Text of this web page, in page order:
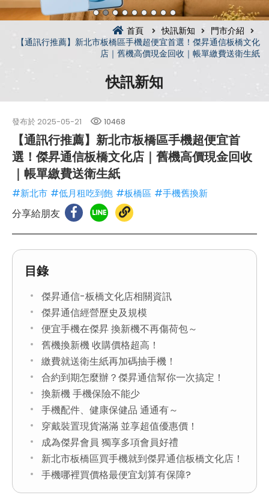
首頁 快訊新知
門市介紹
【通訊行推薦】新北市板橋區手機超便宜首選！傑昇通信板橋文化
店｜舊機高價現金回收｜帳單繳費送衛生紙
快訊新知
發布於 2025-05-21 10468
【通訊行推薦】新北市板橋區手機超便宜首
選！傑昇通信板橋文化店｜舊機高價現金回收
｜帳單繳費送衛生紙
#新北市 #低月租吃到飽 #板橋區 #手機舊換新
分享給朋友
目錄
傑昇通信-板橋文化店相關資訊
傑昇通信經營歷史及規模
便宜手機在傑昇 換新機不再傷荷包～
舊機換新機 收購價格超高！
繳費就送衛生紙再加碼抽手機！
合約到期怎麼辦？傑昇通信幫你一次搞定！
換新機 手機保險不能少
手機配件、健康保健品 通通有～
穿戴裝置現貨滿滿 並享超值優惠價！
成為傑昇會員 獨享多項會員好禮
新北市板橋區買手機就到傑昇通信板橋文化店！
手機哪裡買價格最便宜划算有保障?